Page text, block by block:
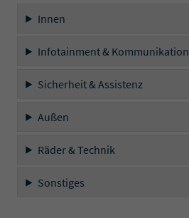
Innen
Infotainment & Kommunikation
Sicherheit & Assistenz
Außen
Räder & Technik
Sonstiges